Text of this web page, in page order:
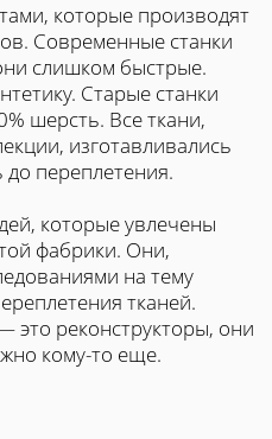
которые производят
Современные станки
слишком быстрые.
Старые станки
шерсть. Все ткани,
изготавливались
до переплетения.
которые увлечены
фабрики. Они,
на тему
тканей.
это реконструкторы, они
кому-то еще.